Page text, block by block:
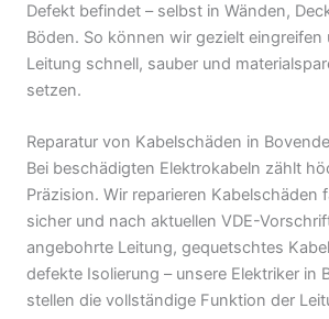
Defekt befindet – selbst in Wänden,
Böden. So können wir gezielt eingreifen
Leitung schnell, sauber und
setzen.
Reparatur von Kabelschäden in
Bei beschädigten Elektrokabeln zählt
Präzision. Wir reparieren Kabelschäden
sicher und nach aktuellen VDE-
angebohrte Leitung, gequetschtes
defekte Isolierung – unsere Elektriker in
stellen die vollständige Funktion der